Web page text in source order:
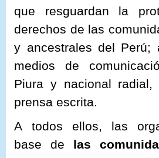
que resguardan la
derechos de las
y ancestrales del Perú;
medios de
Piura y nacional
prensa escrita.
A todos ellos, las
base de las